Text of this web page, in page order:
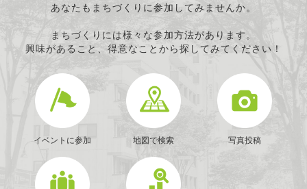
あなたもまちづくりに参加してみませんか。
まちづくりには様々な参加方法があります。
興味があること、得意なことから探してみてください！
イベントに参加 地図で検索 写真投稿